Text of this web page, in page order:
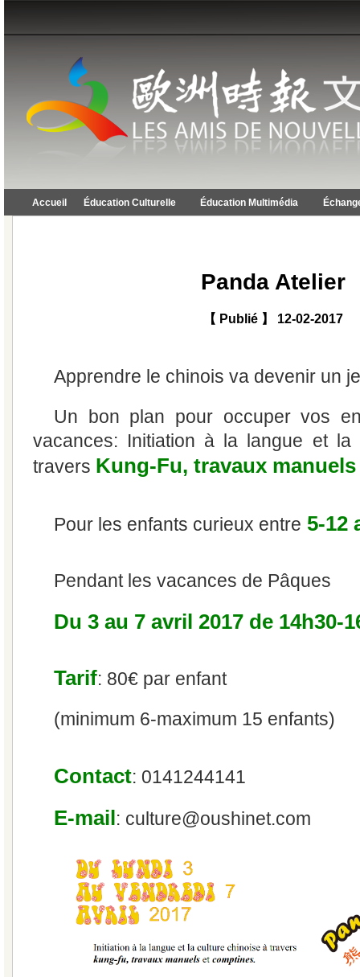
Accueil Éducation Culturelle Éducation Multimédia
Panda Atelier
【 Publié 】 12-02-2017
Apprendre le chinois va devenir un
Un bon plan pour occuper vos
vacances: Initiation à la langue et la
travers Kung-Fu, travaux
Pour les enfants curieux entre 5-12
Pendant les vacances de Pâques
Du 3 au 7 avril 2017 de 14h30-
Tarif: 80€ par enfant
(minimum 6-maximum 15 enfants)
Contact: 0141244141
E-mail : culture@oushinet.com